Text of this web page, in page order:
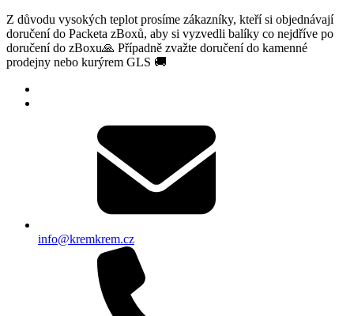
Z důvodu vysokých teplot prosíme zákazníky, kteří si objednávají
doručení do Packeta zBoxů, aby si vyzvedli balíky co nejdříve po
doručení do zBoxu🙏 Případně zvažte doručení do kamenné
prodejny nebo kurýrem GLS 🚚
info@kremkrem.cz